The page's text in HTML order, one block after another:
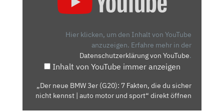
SICHER
Hier klicken, um den Inhalt von YouTube
anzuzeigen. Erfahre mehr in der
Datenschutzerklärung von YouTube.
Inhalt von YouTube immer anzeigen
„Der neue BMW 3er (G20): 7 Fakten, die du sicher
nicht kennst | auto motor und sport“ direkt öffnen